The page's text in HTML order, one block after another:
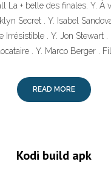
La + belle des finales. Y. À
Secret . Y. Isabel
Irrésistible . Y. Jon Stewart .
. Y. Marco Berger .
READ MORE
Kodi build apk